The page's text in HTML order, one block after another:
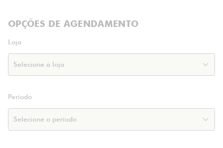
OPÇÕES DE AGENDAMENTO
Loja
Período